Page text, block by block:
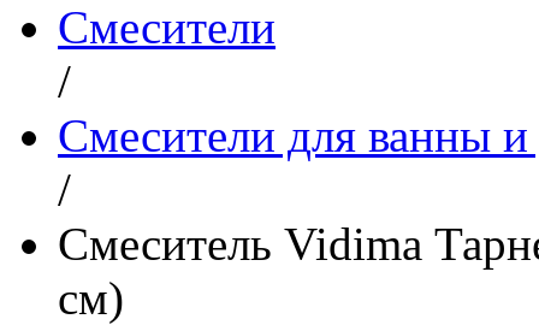
Смесители
/
Смесители для ванны
/
Смеситель Vidima
см)